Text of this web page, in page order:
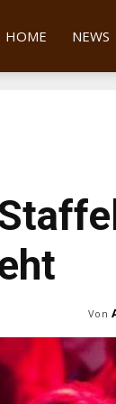
Filmfutter
HOME NEWS
Von